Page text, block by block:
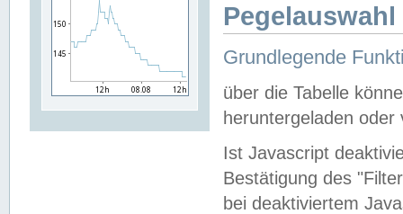
Grundlegende
über die Tabelle
heruntergeladen oder
Ist Javascript
Bestätigung des
bei deaktiviertem